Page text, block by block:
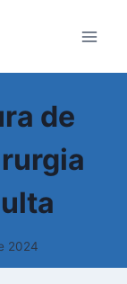
de
2024